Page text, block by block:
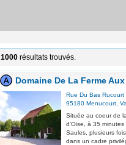
1000 résultats trouvés.
Domaine De La Ferme
Rue Du Bas Rucourt
95180 Menucourt
Située au coeur de
d'Oise, à 35
Saules, plusieurs
dans un cadre